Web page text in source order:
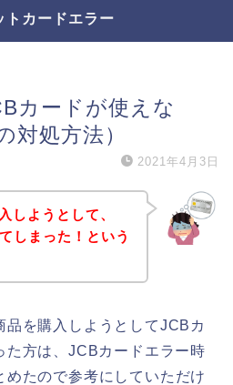
トカードエラー
カードが使えな
対処方法）
2021年4月3日
しようとして、
しまった！という
品を購入しようとしてJCBカ
た方は、JCBカードエラー時
たので参考にしていただけ